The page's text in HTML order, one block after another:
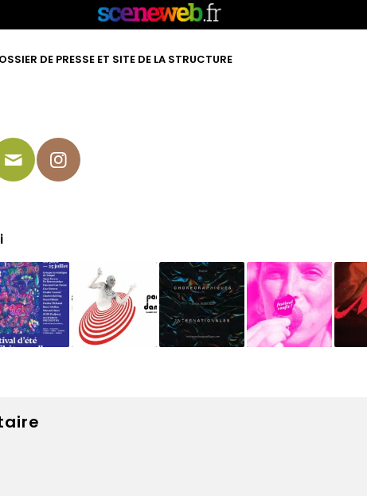
DE PRESSE ET SITE DE LA STRUCTURE